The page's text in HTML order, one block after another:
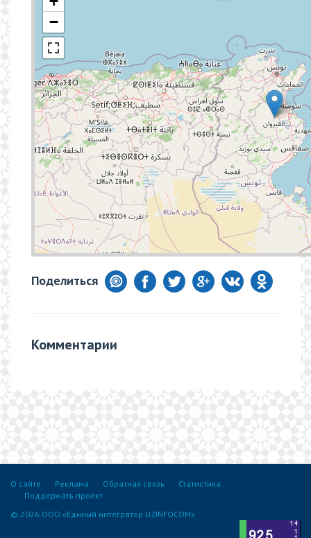
−
Поделиться
Комментарии
О сайте Реклама Обратная связь
Статистика
Поддержать проект
© 2026 ООО «Единый интегратор UZINFOCOM»